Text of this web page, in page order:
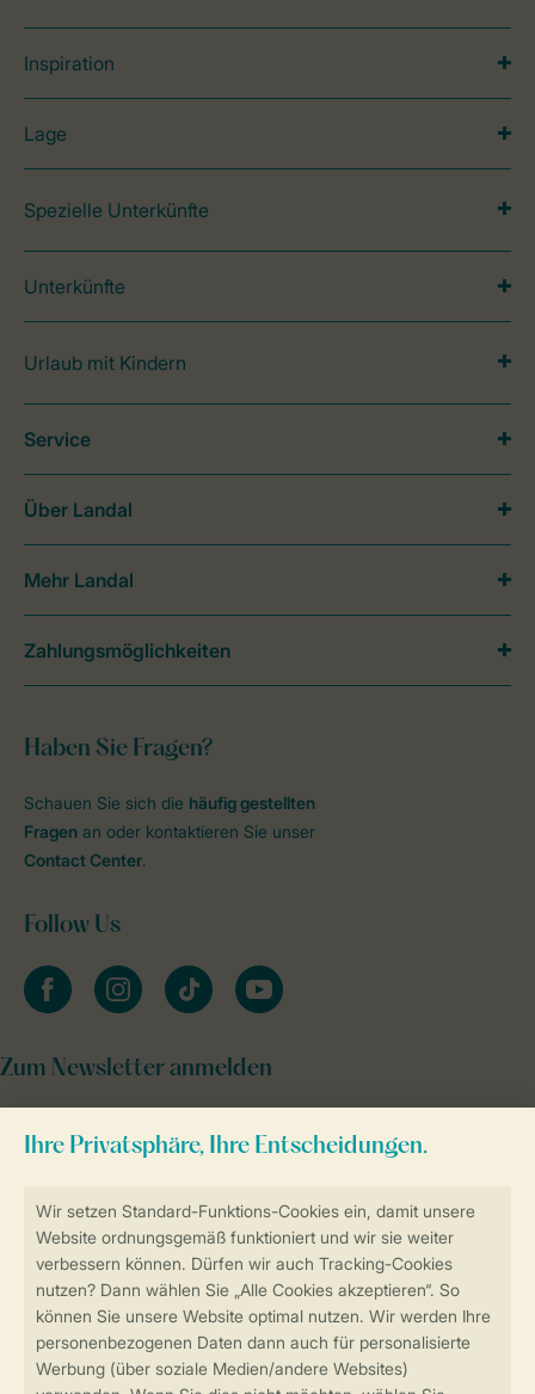
Sicher und schnell zur Online-Buchung
Sichere Datenübertragung
Sicheres Bezahlen
Inspiration
Lage
Spezielle Unterkünfte
Unterkünfte
Urlaub mit Kindern
Haben Sie Fragen?
Schauen Sie sich die häufig gestellten
Fragen an oder kontaktieren Sie unser
Contact Center.
Follow Us
facebookinstagramtiktok youtube
Zum Newsletter anmelden
Service
Über Landal
Mehr Landal
Zahlungsmöglichkeiten